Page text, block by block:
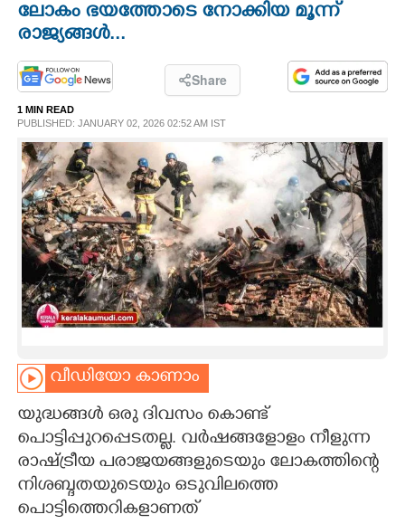
OPINION
LIFESTYLE
SPIRITUAL
INFO+
ART
ASTRO
CARTOONS
LITERATURE
ZOOM
ലോകം ഭയത്തോടെ നോക്കിയ മൂന്ന്
രാജ്യങ്ങൾ...
Share
1 MIN READ
PUBLISHED: JANUARY 02, 2026 02:52 AM IST
വീഡിയോ കാണാം
യുദ്ധങ്ങൾ ഒരു ദിവസം കൊണ്ട്
പൊട്ടിപ്പുറപ്പെടതല്ല. വർ‌ഷങ്ങളോളം നീളുന്ന
രാഷ്ട്രീയ പരാജയങ്ങളുടെയും ലോകത്തിന്റെ
നിശബ്ദതയുടെയും ഒടുവിലത്തെ
പൊട്ടിത്തെറികളാണത്